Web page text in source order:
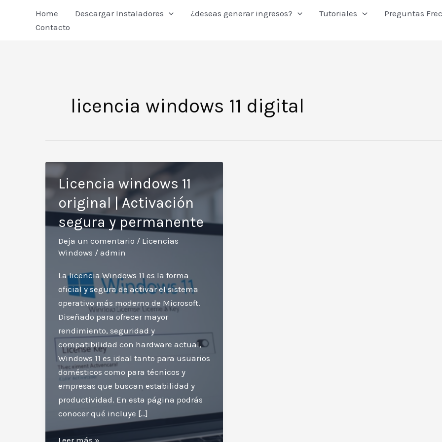
Home Descargar Instaladores ¿deseas generar ingresos? Tutoriales Preguntas
Contacto
licencia windows 11 digital
Licencia windows 11
original | Activación
segura y permanente
Deja un comentario / Licencias
Windows / admin
La licencia Windows 11 es la forma
oficial y segura de activar el sistema
operativo más moderno de Microsoft.
Diseñado para ofrecer mayor
rendimiento, seguridad y
compatibilidad con hardware actual,
Windows 11 es ideal tanto para usuarios
domésticos como para técnicos y
empresas que buscan estabilidad y
productividad. En esta página podrás
conocer qué incluye […]
Licencia
Leer más »